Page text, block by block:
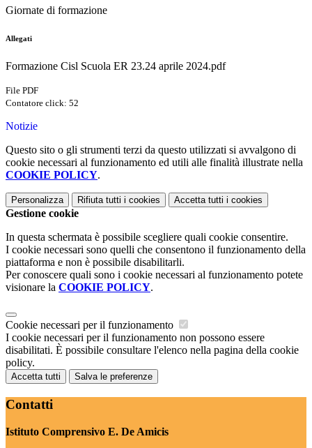
Giornate di formazione
Allegati
Formazione Cisl Scuola ER 23.24 aprile 2024.pdf
File PDF
Contatore click: 52
Notizie
Questo sito o gli strumenti terzi da questo utilizzati si avvalgono di
cookie necessari al funzionamento ed utili alle finalità illustrate nella
COOKIE POLICY.
Personalizza Rifiuta tutti i cookies Accetta tutti i cookies
Gestione cookie
In questa schermata è possibile scegliere quali cookie consentire.
I cookie necessari sono quelli che consentono il funzionamento della
piattaforma e non è possibile disabilitarli.
Per conoscere quali sono i cookie necessari al funzionamento potete
visionare la COOKIE POLICY.
Cookie necessari per il funzionamento
I cookie necessari per il funzionamento non possono essere
disabilitati. È possibile consultare l'elenco nella pagina della cookie
policy.
Accetta tutti Salva le preferenze
Contatti
Istituto Comprensivo E. De Amicis